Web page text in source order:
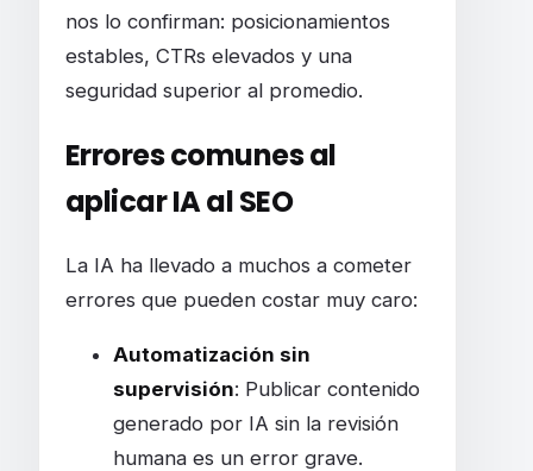
nos lo confirman: posicionamientos
estables, CTRs elevados y una
seguridad superior al promedio.
Errores comunes al
aplicar IA al SEO
La IA ha llevado a muchos a cometer
errores que pueden costar muy caro:
Automatización sin
supervisión: Publicar contenido
generado por IA sin la revisión
humana es un error grave.